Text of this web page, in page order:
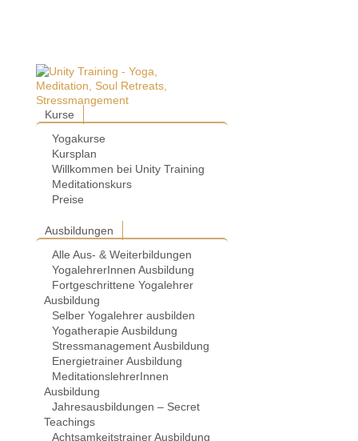
Kurse
Yogakurse
Kursplan
Willkommen bei Unity Training
Meditationskurs
Preise
Ausbildungen
Alle Aus- & Weiterbildungen
YogalehrerInnen Ausbildung
Fortgeschrittene Yogalehrer
Ausbildung
Selber Yogalehrer ausbilden
Yogatherapie Ausbildung
Stressmanagement Ausbildung
Energietrainer Ausbildung
MeditationslehrerInnen
Ausbildung
Jahresausbildungen – Secret
Teachings
Achtsamkeitstrainer Ausbildung